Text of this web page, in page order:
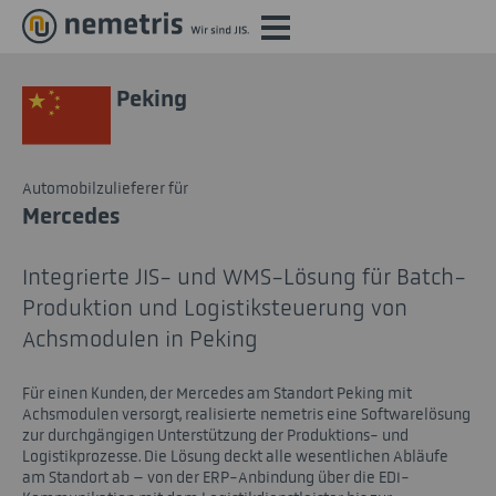
Peking
Automobilzulieferer für
Mercedes
Integrierte JIS- und WMS-Lösung für Batch-
Produktion und Logistiksteuerung von
Achsmodulen in Peking
Für einen Kunden, der Mercedes am Standort Peking mit
Achsmodulen versorgt, realisierte nemetris eine Softwarelösung
zur durchgängigen Unterstützung der Produktions- und
Logistikprozesse. Die Lösung deckt alle wesentlichen Abläufe
am Standort ab – von der ERP-Anbindung über die EDI-